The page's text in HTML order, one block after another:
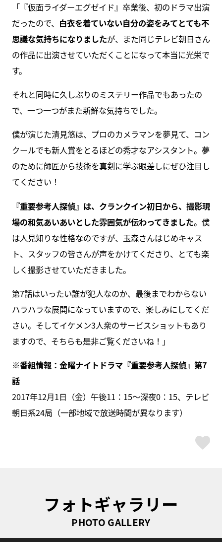
「『仮面ライダーエグゼイド』卒業後、初のドラマ出演
だったので、 白衣を着ていない自分の姿をみてとても不
思議な気持ちになりましたが、また同じテレビ朝日さん
の作品に出演させていただくことになって本当に光栄で
す。
それと同時に久しぶりのミステリー作品でもあったの
で、一つ一つがまた新鮮な気持ちでした。
僕が演じた清見悠は、プロのカメラマンを夢見て、コン
クールでも新人賞をとるほどの秀才なアシスタント。夢
のために師匠から技術を真剣に学ぶ眼差しにぜひ注目し
てください！
『重要参考人探偵』は、クランクイン初日から、撮影現
場の和気あいあいとした雰囲気が伝わってきました。僕
は人見知りな性格なのですが、玉森さんはじめキャス
ト、スタッフの皆さんが声をかけてくださり、とても楽
しく撮影させていただきました。
第7話はいったい誰が犯人なのか、最後までわからない
ハラハラな展開になっていますので、楽しみにしてくだ
さい。そしてイケメン3人衆のサービスショットもあり
ますので、そちらも是非ご覧くださいね！」
※番組情報：金曜ナイトドラマ『重要参考人探偵』第7
話
2017年12月1日（金）午後11：15～深夜0：15、テレビ
朝日系24局（一部地域で放送時間が異なります）
フォトギャラリー
PHOTO GALLERY